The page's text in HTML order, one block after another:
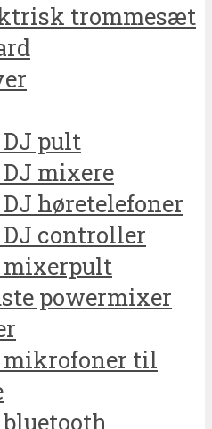
trommesæt
DJ pult
DJ mixere
DJ høretelefoner
DJ controller
mixerpult
powermixer
mikrofoner til
bluetooth